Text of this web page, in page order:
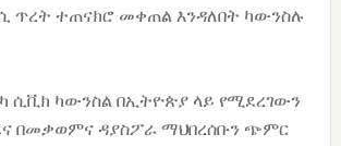
ተጠናክሮ መቀጠል እንዳለበት ካውንስሉ
ሲቪክ ካውንስል በኢትዮጵያ ላይ የሚደረገውን
በመቃወምና ዳያስፖራ ማህበረሰቡን ጭምር